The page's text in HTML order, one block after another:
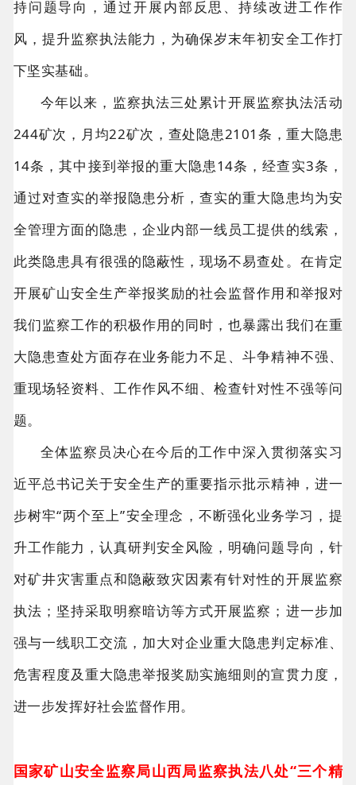
持问题导向，通过开展内部反思、持续改进工作作
风，提升监察执法能力，为确保岁末年初安全工作打
下坚实基础。
今年以来，监察执法三处累计开展监察执法活动
244矿次，月均22矿次，查处隐患2101条，重大隐患
14条，其中接到举报的重大隐患14条，经查实3条，
通过对查实的举报隐患分析，查实的重大隐患均为安
全管理方面的隐患，企业内部一线员工提供的线索，
此类隐患具有很强的隐蔽性，现场不易查处。在肯定
开展矿山安全生产举报奖励的社会监督作用和举报对
我们监察工作的积极作用的同时，也暴露出我们在重
大隐患查处方面存在业务能力不足、斗争精神不强、
重现场轻资料、工作作风不细、检查针对性不强等问
题。
全体监察员决心在今后的工作中深入贯彻落实习
近平总书记关于安全生产的重要指示批示精神，进一
步树牢“两个至上”安全理念，不断强化业务学习，提
升工作能力，认真研判安全风险，明确问题导向，针
对矿井灾害重点和隐蔽致灾因素有针对性的开展监察
执法；坚持采取明察暗访等方式开展监察；进一步加
强与一线职工交流，加大对企业重大隐患判定标准、
危害程度及重大隐患举报奖励实施细则的宣贯力度，
进一步发挥好社会监督作用。
国家矿山安全监察局山西局监察执法八处“三个精